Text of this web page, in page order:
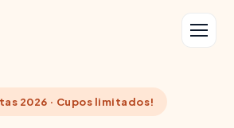
2026 · Cupos limitados!